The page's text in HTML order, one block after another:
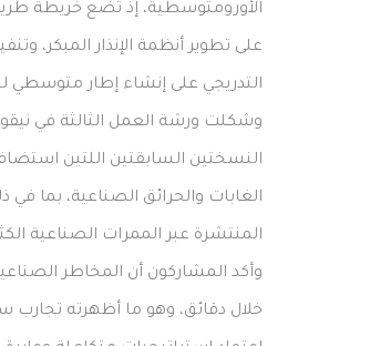
الأورومتوسطية، إذ تضع خريطة طريق
على تطوير أنظمة الإنذار المبكر،
التدريجي على إنشاء إطار متوسطي
وشكلت ورشة العمل الثالثة في
الغابات والحرائق الصناعية، بما في
المنتشرة عبر الممرات الصناعية
وأكد المشاركون أن المخاطر
خلال دقائق، وهو ما أظهرته تجارب